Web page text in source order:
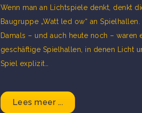
Wenn man an Lichtspiele denkt, denkt
Baugruppe „Watt led ow“ an Spielhallen.
Damals – und auch heute noch – waren
geschäftige Spielhallen, in denen Licht
Spiel explizit…
Lees meer ...